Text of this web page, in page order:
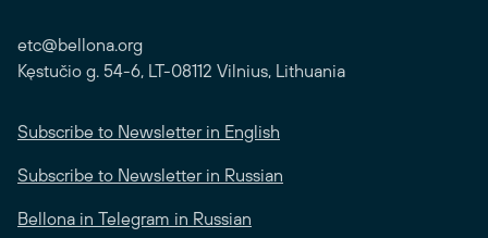
etc@bellona.org
Kęstučio g. 54-6, LT-08112 Vilnius, Lithuania
Subscribe to Newsletter in English
Subscribe to Newsletter in Russian
Bellona in Telegram in Russian